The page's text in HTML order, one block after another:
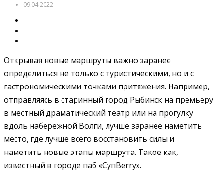
09.04.2022
Открывая новые маршруты важно заранее
определиться не только с туристическими, но и с
гастрономическими точками притяжения. Например,
отправляясь в старинный город Рыбинск на премьеру
в местный драматический театр или на прогулку
вдоль набережной Волги, лучше заранее наметить
место, где лучше всего восстановить силы и
наметить новые этапы маршрута. Такое как,
известный в городе паб «СупBerry».